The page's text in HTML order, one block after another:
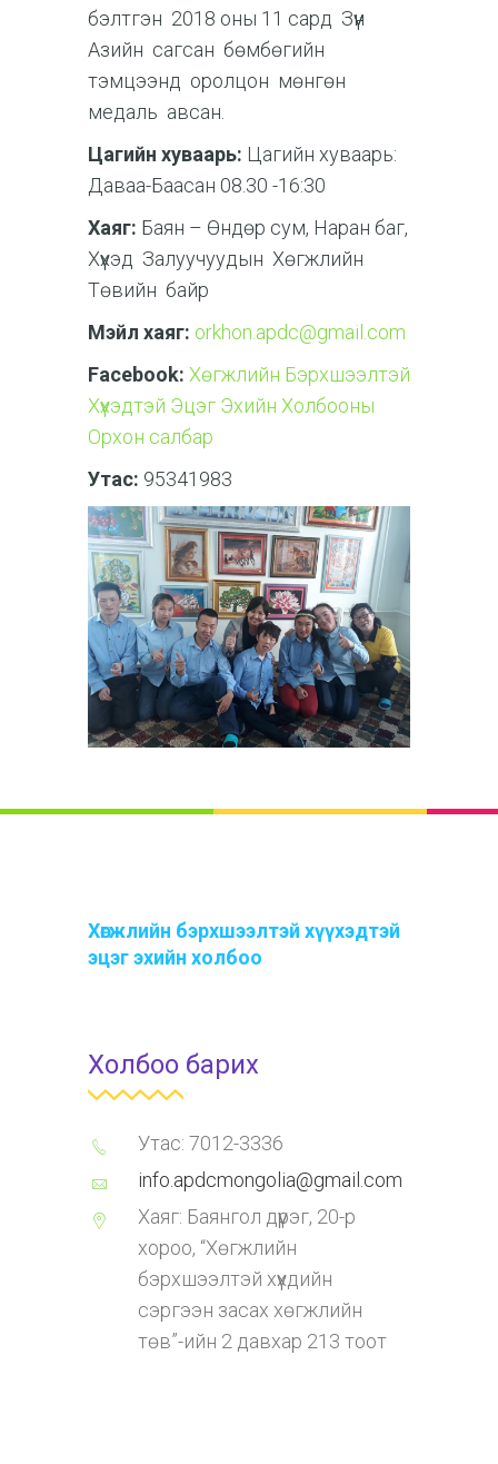
бэлтгэн 2018 оны 11 сард Зүүн
Азийн сагсан бөмбөгийн
тэмцээнд оролцон мөнгөн
медаль авсан.
Цагийн хуваарь: Цагийн хуваарь:
Даваа-Баасан 08.30 -16:30
Хаяг: Баян – Өндөр сум, Наран баг,
Хүүхэд Залуучуудын Хөгжлийн
Төвийн байр
Мэйл хаяг: orkhon.apdc@gmail.com
Facebook: Хөгжлийн Бэрхшээлтэй
Хүүхэдтэй Эцэг Эхийн Холбооны
Орхон салбар
Утас: 95341983
Хөгжлийн бэрхшээлтэй хүүхэдтэй
эцэг эхийн холбоо
Холбоо барих
Утас: 7012-3336
info.apdcmongolia@gmail.com
Хаяг: Баянгол дүүрэг, 20-р
хороо, “Хөгжлийн
бэрхшээлтэй хүүхдийн
сэргээн засах хөгжлийн
төв”-ийн 2 давхар 213 тоот